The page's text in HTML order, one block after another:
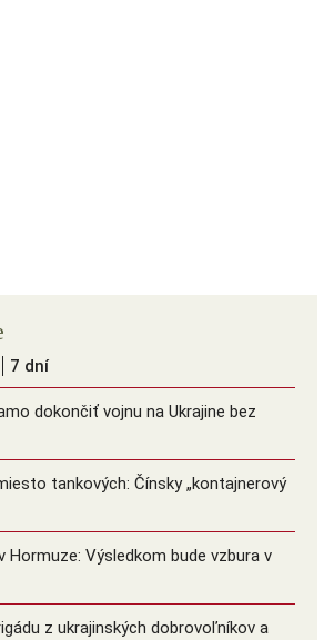
7 dní
dokončiť vojnu na Ukrajine bez
tankových: Čínsky ️„kontajnerový
Hormuze: Výsledkom bude vzbura v
z ukrajinských dobrovoľníkov a